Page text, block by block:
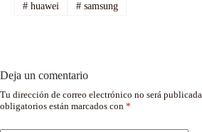
#huawei #samsung
Deja un comentario
Tu dirección de correo electrónico no será publicada.
obligatorios están marcados con *